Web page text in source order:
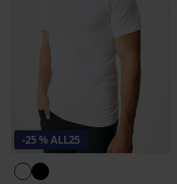
-25 % ALL25